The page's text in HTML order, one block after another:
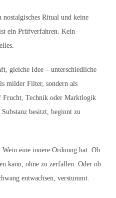
Ritual und keine
ein Prüfverfahren. Kein
gleiche Idee – unterschiedliche
milder Filter, sondern als
Frucht, Technik oder Marktlogik
besitzt, beginnt zu
eine innere Ordnung hat. Ob
kann, ohne zu zerfallen. Oder ob
entwachsen, verstummt.